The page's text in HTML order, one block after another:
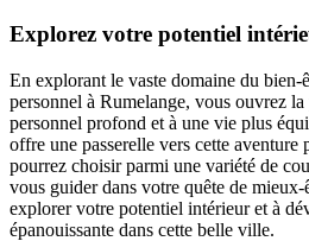
Explorez votre potentiel
En explorant le vaste domaine du bien-
personnel à Rumelange, vous ouvrez
personnel profond et à une vie plus
offre une passerelle vers cette aventure
pourrez choisir parmi une variété de
vous guider dans votre quête de mieux-
explorer votre potentiel intérieur et à
épanouissante dans cette belle ville.